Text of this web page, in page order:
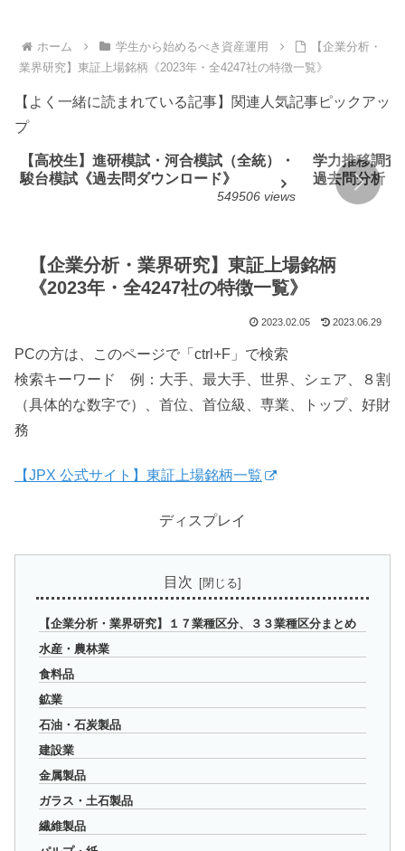
ホーム 学生から始めるべき資産運用
【企業分析・
業界研究】東証上場銘柄《2023年・全4247社の特徴一覧》
【よく一緒に読まれている記事】関連人気記事ピックアッ
プ
【高校生】進研模試・河合模試（全統）・
駿台模試《過去問ダウンロード》
549506 views
学力推移調査
過去問分析
【企業分析・業界研究】東証上場銘柄
《2023年・全4247社の特徴一覧》
2023.02.05 2023.06.29
PCの方は、このページで「ctrl+F」で検索
検索キーワード 例：大手、最大手、世界、シェア、８割
（具体的な数字で）、首位、首位級、専業、トップ、好財
務
【JPX 公式サイト】東証上場銘柄一覧
ディスプレイ
目次
【企業分析・業界研究】１７業種区分、３３業種区分まとめ
水産・農林業
食料品
鉱業
石油・石炭製品
建設業
金属製品
ガラス・土石製品
繊維製品